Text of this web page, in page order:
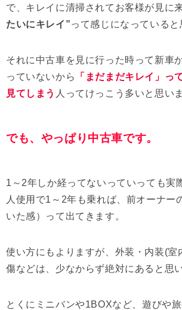
で、キレイに清掃されてお客様が見に
たいにキレイ”って感じになっていると
それに中古車を見に行った時って新車
っていないから
「まだまだキレイ」っ
見てしまう 人ってけっこう多いと思い
でも、やっぱり中古車です。
1～2年しか経ってないっていっても実
人使用で1～2年も乗れば、前オーナー
いた感）って出てきます。
使い方にもよりますが、外装・内装(室
傷などは、少なからず絶対にあると思
とくにミニバンや1BOXなど、遊びや